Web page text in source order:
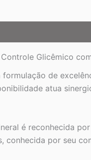
Glicêmico
de
atua
é reconhecida
por seu